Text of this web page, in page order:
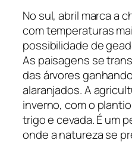
No sul, abril marca a
com temperaturas
possibilidade de
As paisagens se
das árvores
alaranjados. A
inverno, com o
trigo e cevada. É um
onde a natureza se